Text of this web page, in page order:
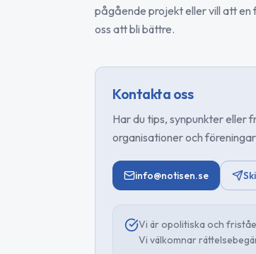
pågående projekt eller vill att en
oss att bli bättre.
Kontakta oss
Har du tips, synpunkter eller
organisationer och
info@notisen.se
Vi är opolitiska och
Vi välkomnar